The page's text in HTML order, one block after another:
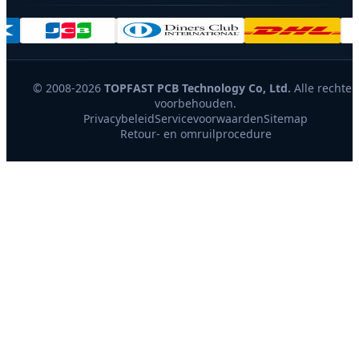
© 2008-2026 TOPFAST PCB Technology Co, Ltd. Alle rechten
voorbehouden.
PrivacybeleidServicevoorwaardenSitemap
Retour- en omruilprocedure